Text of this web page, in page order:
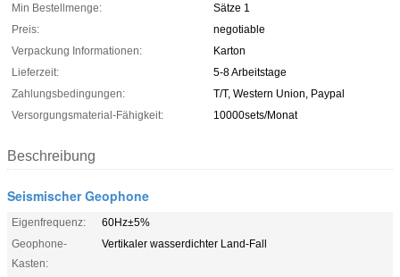
Min Bestellmenge:
Sätze 1
Preis:
negotiable
Verpackung Informationen:
Karton
Lieferzeit:
5-8 Arbeitstage
Zahlungsbedingungen:
T/T, Western Union, Paypal
Versorgungsmaterial-Fähigkeit:
10000sets/Monat
Beschreibung
Seismischer Geophone
Eigenfrequenz:
60Hz±5%
Geophone-
Kasten:
Vertikaler wasserdichter Land-Fall